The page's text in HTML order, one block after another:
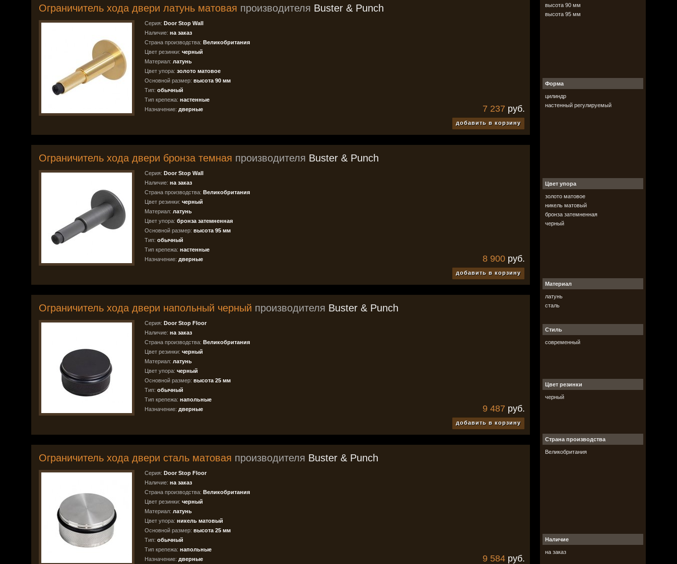
Ограничитель хода двери латунь матовая производителя Buster & Punch
Серия: Door Stop Wall
Наличие: на заказ
Страна производства: Великобритания
Цвет резинки: черный
Материал: латунь
Цвет упора: золото матовое
Основной размер: высота 90 мм
Тип: обычный
Тип крепежа: настенные
Назначение: дверные 7 237 руб.
добавить в корзину
Ограничитель хода двери бронза темная производителя Buster & Punch
Серия: Door Stop Wall
Наличие: на заказ
Страна производства: Великобритания
Цвет резинки: черный
Материал: латунь
Цвет упора: бронза затемненная
Основной размер: высота 95 мм
Тип: обычный
Тип крепежа: настенные
Назначение: дверные 8 900 руб.
добавить в корзину
Ограничитель хода двери напольный черный производителя Buster & Punch
Серия: Door Stop Floor
Наличие: на заказ
Страна производства: Великобритания
Цвет резинки: черный
Материал: латунь
Цвет упора: черный
Основной размер: высота 25 мм
Тип: обычный
Тип крепежа: напольные
Назначение: дверные 9 487 руб.
добавить в корзину
Ограничитель хода двери сталь матовая производителя Buster & Punch
Серия: Door Stop Floor
Наличие: на заказ
Страна производства: Великобритания
Цвет резинки: черный
Материал: латунь
Цвет упора: никель матовый
Основной размер: высота 25 мм
Тип: обычный
Тип крепежа: напольные
Назначение: дверные 9 584 руб.
Vantage
Venezia
высота 90 мм
высота 95 мм
Форма
цилиндр
настенный регулируемый
Цвет упора
золото матовое
никель матовый
бронза затемненная
черный
Материал
латунь
сталь
Стиль
современный
Цвет резинки
черный
Страна производства
Великобритания
Наличие
на заказ